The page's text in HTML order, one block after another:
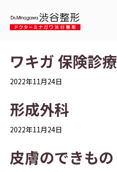
ワキガ 保険診療
2022年11月24日
形成外科
2022年11月24日
皮膚のできもの